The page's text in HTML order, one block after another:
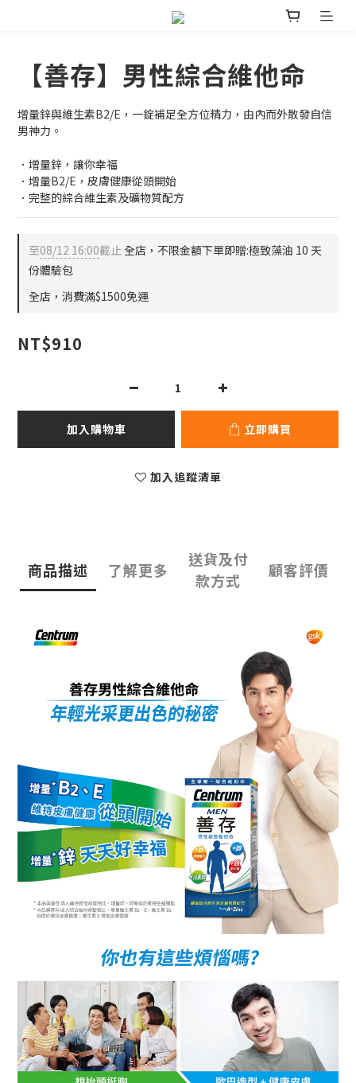
【善存】男性綜合維他命
增量鋅與維生素B2/E，一錠補足全方位精力，由內而外散發自信
男神力。
．增量鋅，讓你幸福
．增量B2/E，皮膚健康從頭開始
．完整的綜合維生素及礦物質配方
至08/12 16:00截止全店，不限金額下單即贈:極致藻油 10 天
份體驗包
全店，消費滿$1500免運
NT$910
加入購物車 立即購買
加入追蹤清單
商品描述 了解更多
送貨及付
款方式
顧客評價